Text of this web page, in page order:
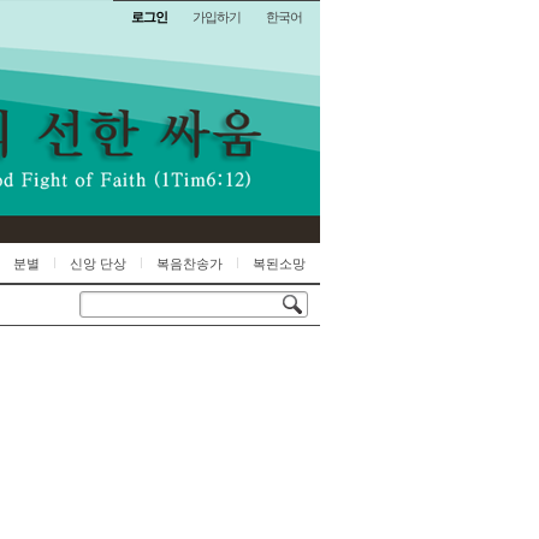
로그인 가입하기 한국어
분별 신앙 단상 복음찬송가 복된소망